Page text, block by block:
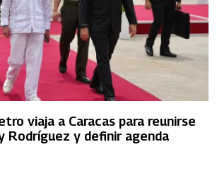
viaja a Caracas para reunirse
Rodríguez y definir agenda